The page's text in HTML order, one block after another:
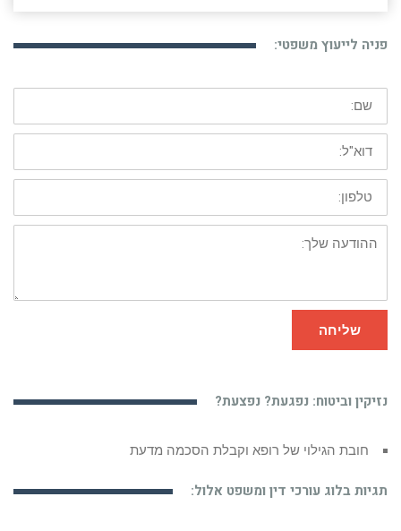
פניה לייעוץ משפטי:
שם:
דוא"ל:
טלפון:
ההודעה
שלך:
שליחה
נזיקין וביטוח: נפגעת? נפצעת?
כמה כסף עולה יצוג משפטי בתביעת תאונת דרכים?
תגיות בלוג עורכי דין ומשפט אלול: